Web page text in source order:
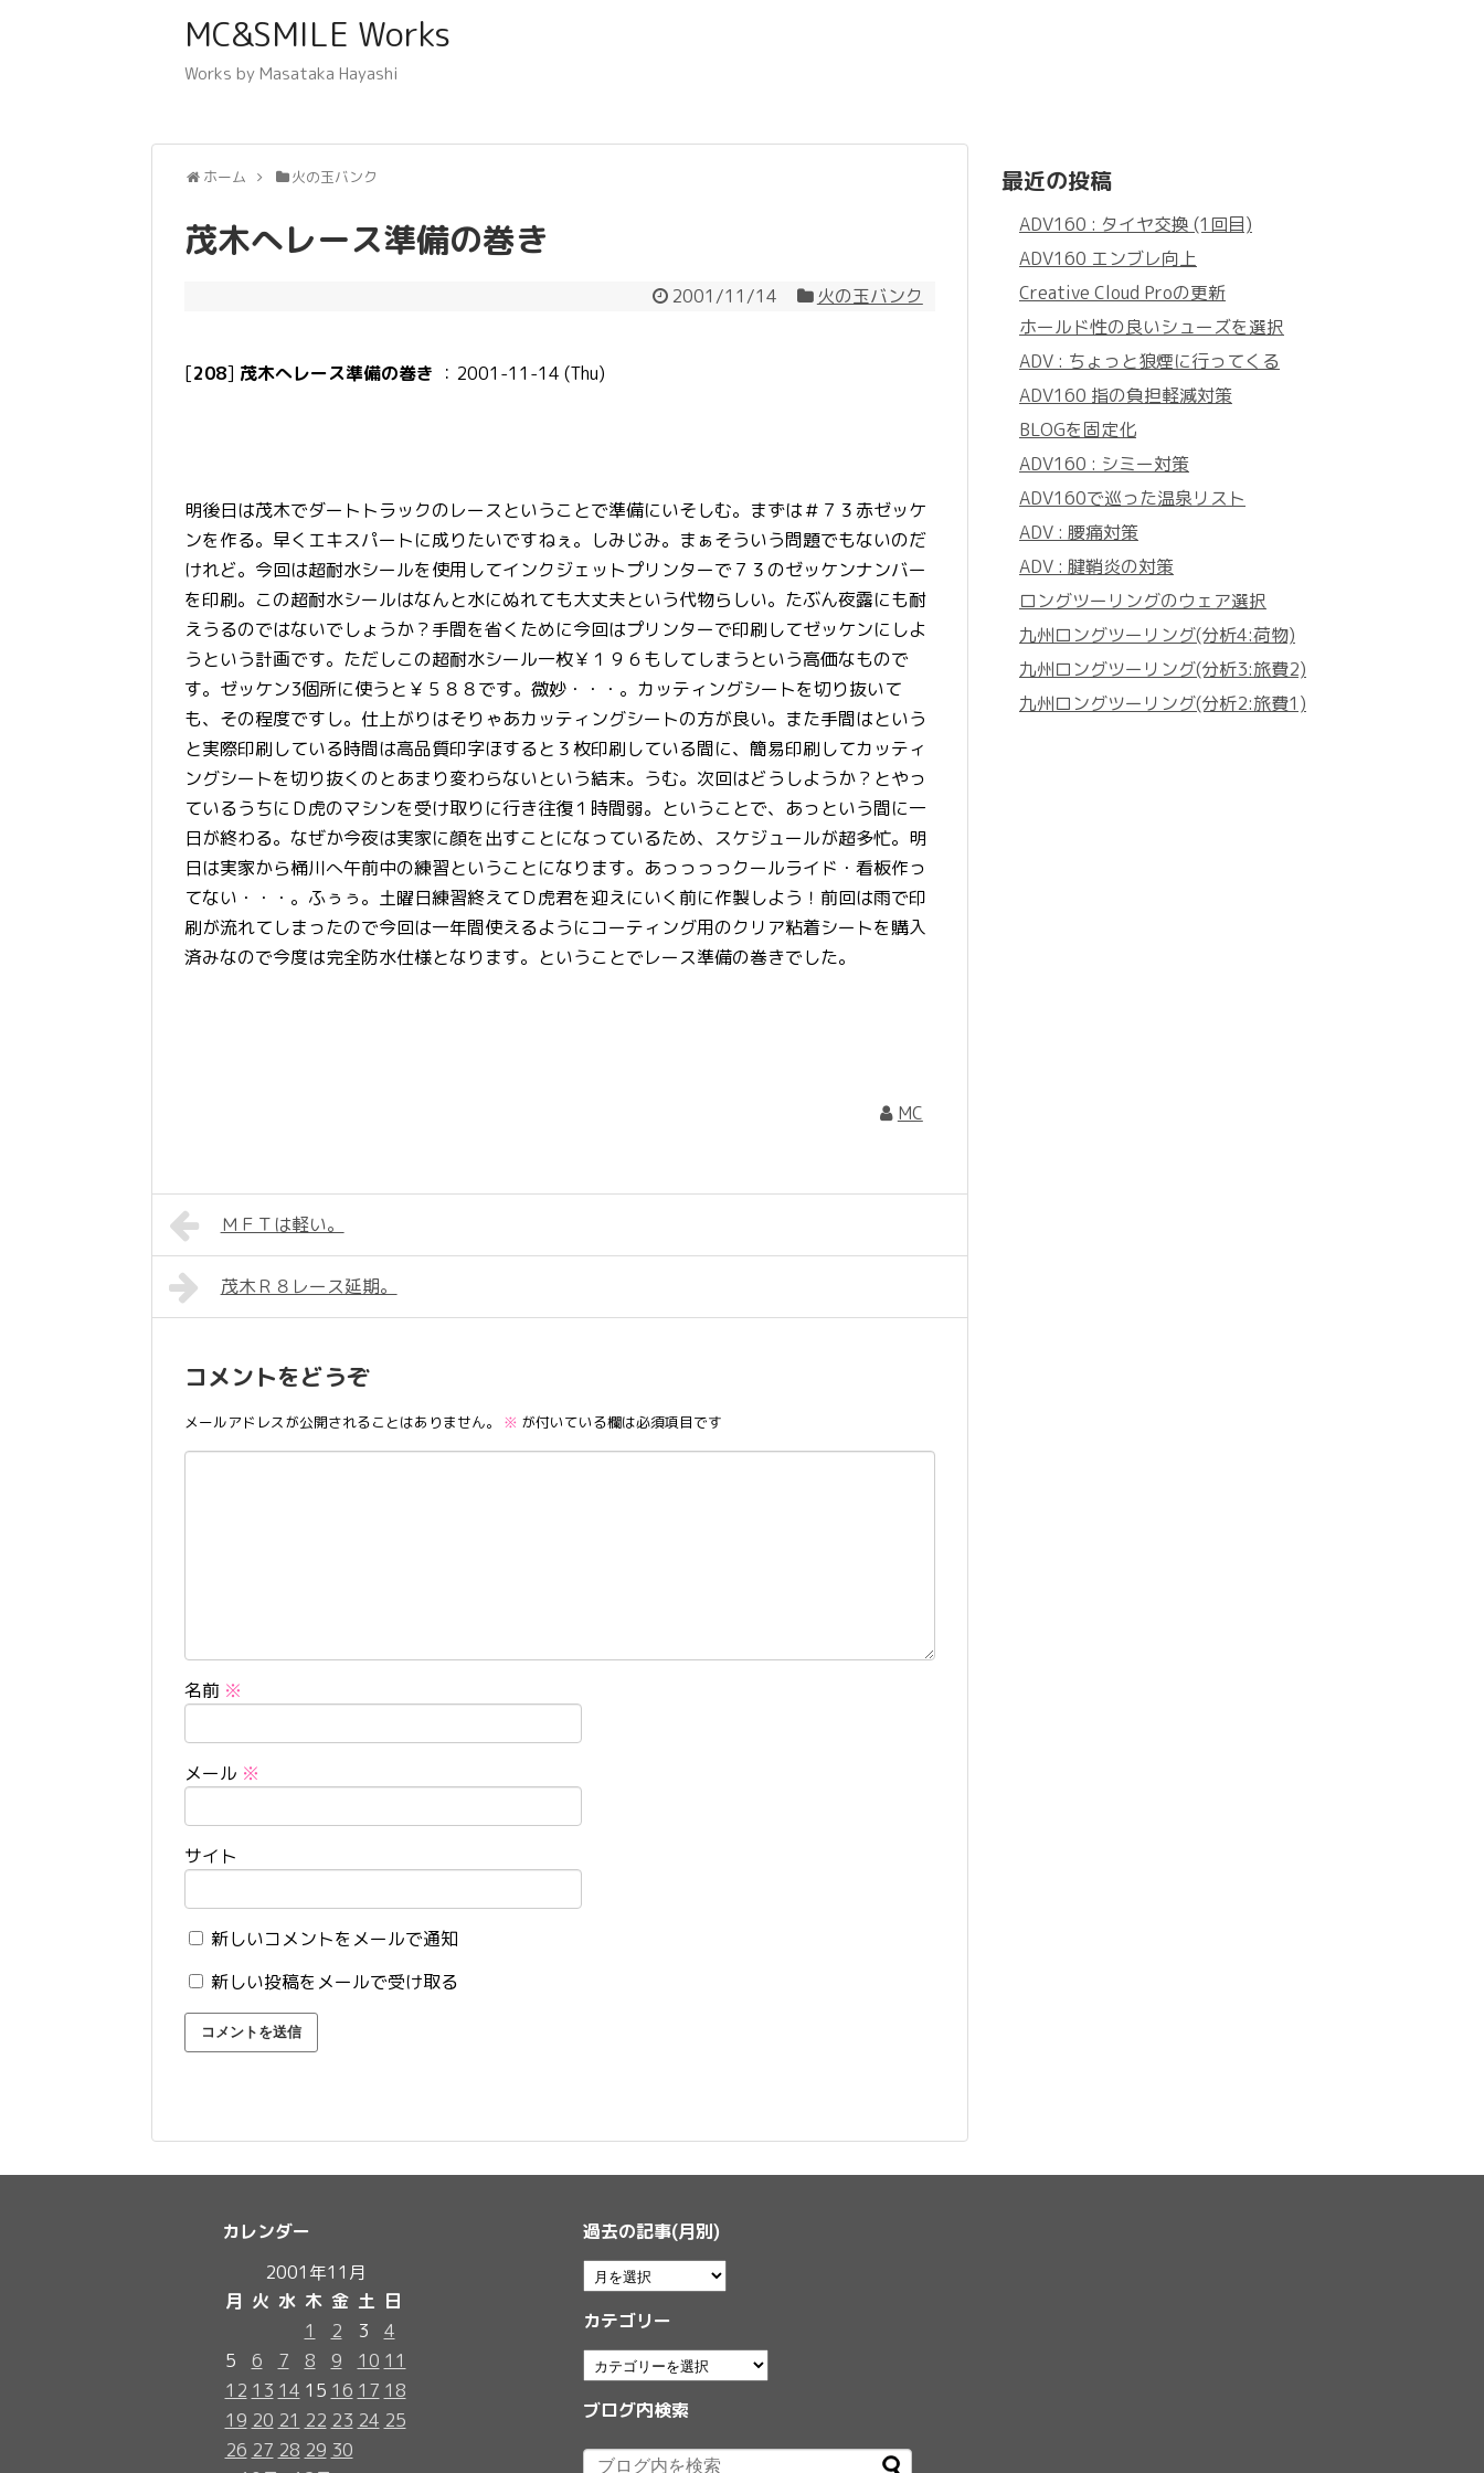
MC&SMILE Works
Works by Masataka Hayashi
ホーム 火の玉バンク
茂木へレース準備の巻き
2001/11/14 火の玉バンク
[208] 茂木へレース準備の巻き ：2001-11-14 (Thu)
明後日は茂木でダートトラックのレースということで準備にいそしむ。まずは＃７３赤ゼッケ
ンを作る。早くエキスパートに成りたいですねぇ。しみじみ。まぁそういう問題でもないのだ
けれど。今回は超耐水シールを使用してインクジェットプリンターで７３のゼッケンナンバー
を印刷。この超耐水シールはなんと水にぬれても大丈夫という代物らしい。たぶん夜露にも耐
えうるのではないでしょうか？手間を省くために今回はプリンターで印刷してゼッケンにしよ
うという計画です。ただしこの超耐水シール一枚￥１９６もしてしまうという高価なもので
す。ゼッケン3個所に使うと￥５８８です。微妙・・・。カッティングシートを切り抜いて
も、その程度ですし。仕上がりはそりゃあカッティングシートの方が良い。また手間はという
と実際印刷している時間は高品質印字ほすると３枚印刷している間に、簡易印刷してカッティ
ングシートを切り抜くのとあまり変わらないという結末。うむ。次回はどうしようか？とやっ
ているうちにＤ虎のマシンを受け取りに行き往復１時間弱。ということで、あっという間に一
日が終わる。なぜか今夜は実家に顔を出すことになっているため、スケジュールが超多忙。明
日は実家から桶川へ午前中の練習ということになります。あっっっっクールライド・看板作っ
てない・・・。ふぅぅ。土曜日練習終えてＤ虎君を迎えにいく前に作製しよう！前回は雨で印
刷が流れてしまったので今回は一年間使えるようにコーティング用のクリア粘着シートを購入
済みなので今度は完全防水仕様となります。ということでレース準備の巻きでした。
MC
ＭＦＴは軽い。
茂木Ｒ８レース延期。
コメントをどうぞ
メールアドレスが公開されることはありません。 ※ が付いている欄は必須項目です
名前 ※
メール ※
サイト
新しいコメントをメールで通知
新しい投稿をメールで受け取る
最近の投稿
ADV160 : タイヤ交換 (1回目)
ADV160 エンブレ向上
Creative Cloud Proの更新
ホールド性の良いシューズを選択
ADV : ちょっと狼煙に行ってくる
ADV160 指の負担軽減対策
BLOGを固定化
ADV160 : シミー対策
ADV160で巡った温泉リスト
ADV : 腰痛対策
ADV : 腱鞘炎の対策
ロングツーリングのウェア選択
九州ロングツーリング(分析4:荷物)
九州ロングツーリング(分析3:旅費2)
九州ロングツーリング(分析2:旅費1)
カレンダー
2001年11月
月 火 水 木 金 土 日
1
2 3
4
5
6 7 8 9 10 11
12 13 14 15 16 17 18
19 20 21 22 23 24 25
26 27 28 29 30
過去の記事(月別)
カテゴリー
ブログ内検索